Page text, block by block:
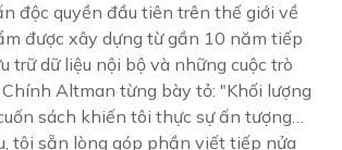
độc quyền đầu tiên trên thế giới về
được xây dựng từ gần 10 năm tiếp
trữ dữ liệu nội bộ và những cuộc trò
Altman từng bày tỏ: "Khối lượng
sách khiến tôi thực sự ấn tượng…
tôi sẵn lòng góp phần viết tiếp nửa